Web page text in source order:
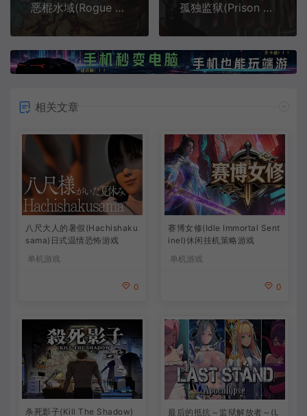
恶棍水域(Rogue Waters)战术回合制策略游戏|下载
孤独监狱(Prison Alone)简中|PC|AVG|心理恐怖游戏
相关文章
八尺大人的暑假(Hachishaku
sama)日式温情恐怖游戏
单机游戏
0
赛博女修(Idle Immortal Sent
inel)休闲挂机策略游戏
单机游戏
0
杀死影子(Kill The Shadow)
最后的抵抗～监狱解放者～(L